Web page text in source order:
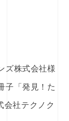
ズ株式会社様
子「発見！た
会社テクノク